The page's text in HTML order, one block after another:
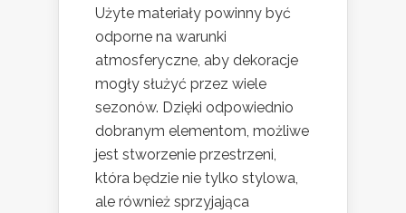
Użyte materiały powinny być
odporne na warunki
atmosferyczne, aby dekoracje
mogły służyć przez wiele
sezonów. Dzięki odpowiednio
dobranym elementom, możliwe
jest stworzenie przestrzeni,
która będzie nie tylko stylowa,
ale również sprzyjająca